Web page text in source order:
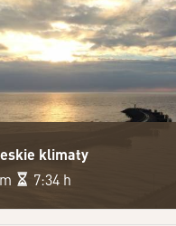
klimaty
7:34 h